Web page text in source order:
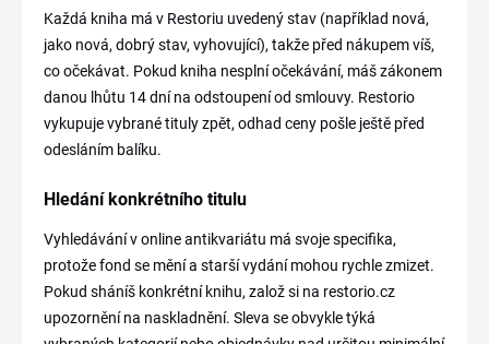
Každá kniha má v Restoriu uvedený stav (například nová,
jako nová, dobrý stav, vyhovující), takže před nákupem víš,
co očekávat. Pokud kniha nesplní očekávání, máš zákonem
danou lhůtu 14 dní na odstoupení od smlouvy. Restorio
vykupuje vybrané tituly zpět, odhad ceny pošle ještě před
odesláním balíku.
Hledání konkrétního titulu
Vyhledávání v online antikvariátu má svoje specifika,
protože fond se mění a starší vydání mohou rychle zmizet.
Pokud sháníš konkrétní knihu, založ si na restorio.cz
upozornění na naskladnění. Sleva se obvykle týká